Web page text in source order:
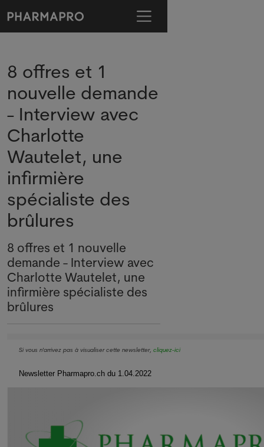
8 offres et 1
nouvelle demande
- Interview avec
Charlotte
Wautelet, une
infirmière
spécialiste des
brûlures
8 offres et 1 nouvelle
demande - Interview avec
Charlotte Wautelet, une
infirmière spécialiste des
brûlures
Si vous n'arrivez pas à visualiser cette newsletter, cliquez-ici
Newsletter Pharmapro.ch du 1.04.2022